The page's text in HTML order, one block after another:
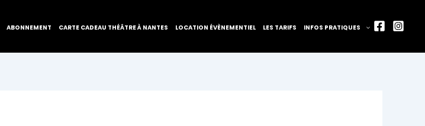
ABONNEMENT CARTE CADEAU THÉÂTRE À NANTES LOCATION ÉVÈNEMENTIEL LES TARIFS INFOS PRATIQUES